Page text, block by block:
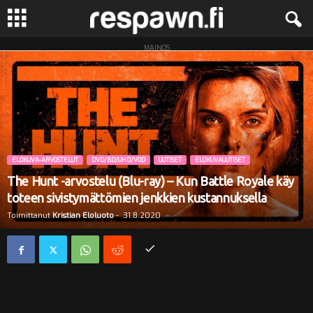
R
s
a
MAINOS
ELOKUVA-ARVOSTELUT DVD/BD/UHD/VOD UUTISET ELOKUVAUUTISET
The Hunt -arvostelu (Blu-ray) – Kun Battle Royale käy
toteen sivistymättömien jenkkien kustannuksella
Toimittanut Kristian Eloluoto- 31.8.2020